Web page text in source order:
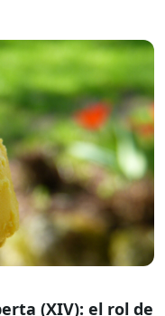
(XIV): el rol de